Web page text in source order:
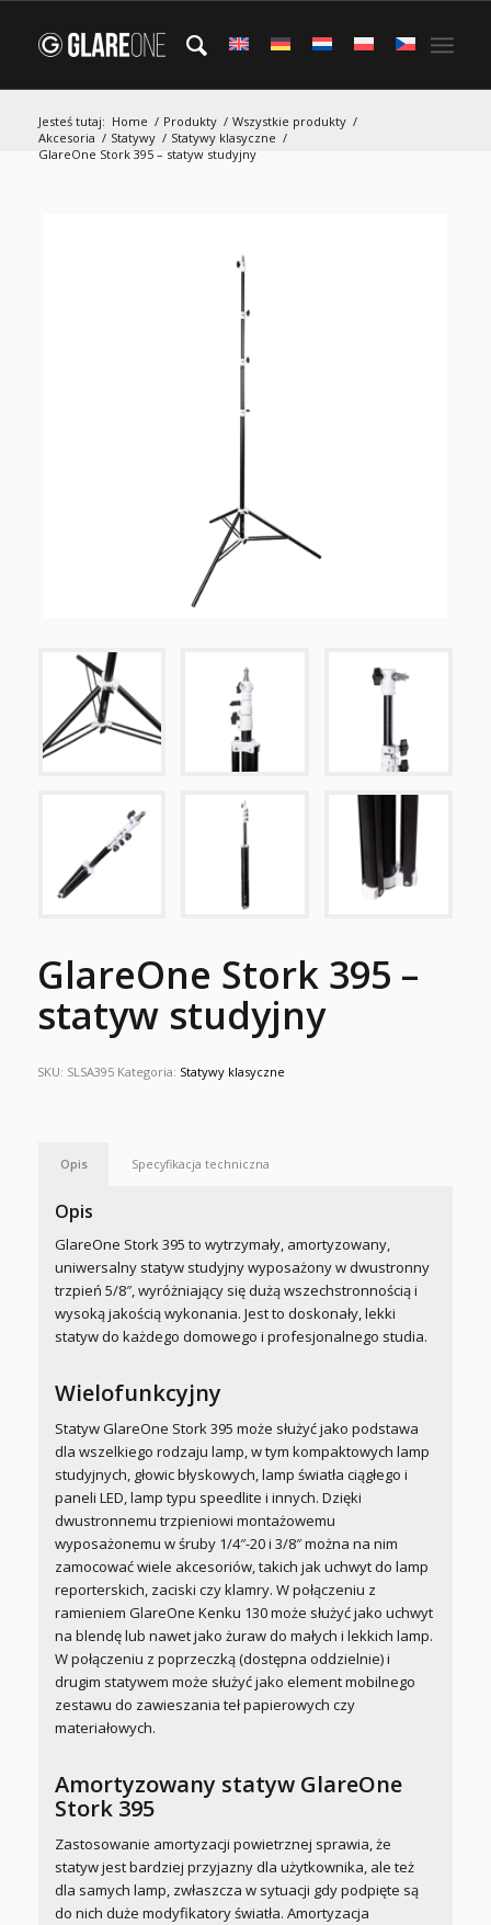
Jesteś tutaj: Home / Produkty / Wszystkie produkty /
Akcesoria / Statywy / Statywy klasyczne /
GlareOne Stork 395 – statyw studyjny
GlareOne Stork 395 –
statyw studyjny
SKU: SLSA395 Kategoria: Statywy klasyczne
Opis Specyfikacja techniczna
Opis
GlareOne Stork 395 to wytrzymały, amortyzowany,
uniwersalny statyw studyjny wyposażony w dwustronny
trzpień 5/8″, wyróżniający się dużą wszechstronnością i
wysoką jakością wykonania. Jest to doskonały, lekki
statyw do każdego domowego i profesjonalnego studia.
Wielofunkcyjny
Statyw GlareOne Stork 395 może służyć jako podstawa
dla wszelkiego rodzaju lamp, w tym kompaktowych lamp
studyjnych, głowic błyskowych, lamp światła ciągłego i
paneli LED, lamp typu speedlite i innych. Dzięki
dwustronnemu trzpieniowi montażowemu
wyposażonemu w śruby 1/4″-20 i 3/8″ można na nim
zamocować wiele akcesoriów, takich jak uchwyt do lamp
reporterskich, zaciski czy klamry. W połączeniu z
ramieniem GlareOne Kenku 130 może służyć jako uchwyt
na blendę lub nawet jako żuraw do małych i lekkich lamp.
W połączeniu z poprzeczką (dostępna oddzielnie) i
drugim statywem może służyć jako element mobilnego
zestawu do zawieszania teł papierowych czy
materiałowych.
Amortyzowany statyw GlareOne
Stork 395
Zastosowanie amortyzacji powietrznej sprawia, że
statyw jest bardziej przyjazny dla użytkownika, ale też
dla samych lamp, zwłaszcza w sytuacji gdy podpięte są
do nich duże modyfikatory światła. Amortyzacja